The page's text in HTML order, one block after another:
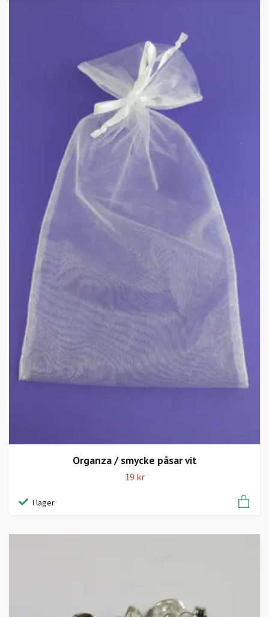
Organza / smycke påsar vit
19 kr
I lager